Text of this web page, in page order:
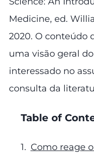
Medicine, ed.
2020. O conteúdo
uma visão geral
interessado no
consulta da
Table of
Como reage